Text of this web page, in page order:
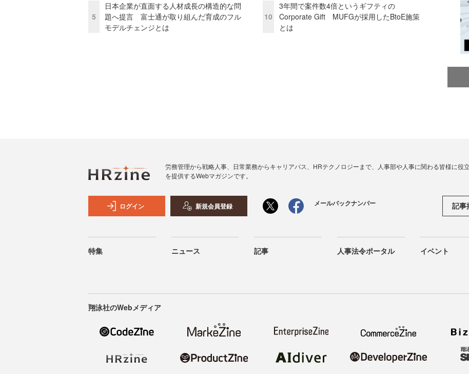
5
日本企業が直面する人材成長の構造的な問
題へ提言 富士通が取り組んだ育成のフル
モデルチェンジとは
10
3年間で案件数4倍というギフティの
Corporate Gift MUFGが採用したBtoE施策
とは
労務管理から戦略人事、日常業務からキャリアパス、HRテクノロジーまで、人事部や人事に関わる皆様に役
を提供するWebマガジンです。
ログイン 新規会員登録 メールバックナンバー 記事
特集 ニュース 記事 人事法令ポータル イベント
翔泳社のWebメディア